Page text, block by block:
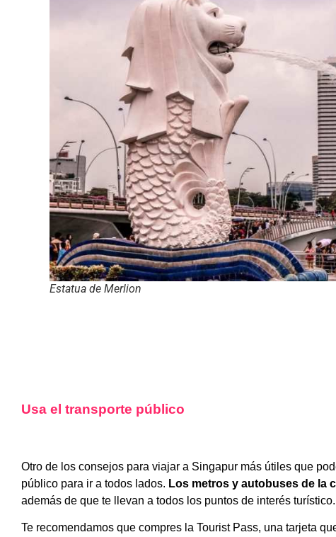
Estatua de Merlion
Usa el transporte público
Otro de los consejos para viajar a Singapur más útiles que
público para ir a todos lados. Los metros y autobuses de la
además de que te llevan a todos los puntos de interés turístico.
Te recomendamos que compres la Tourist Pass, una tarjeta